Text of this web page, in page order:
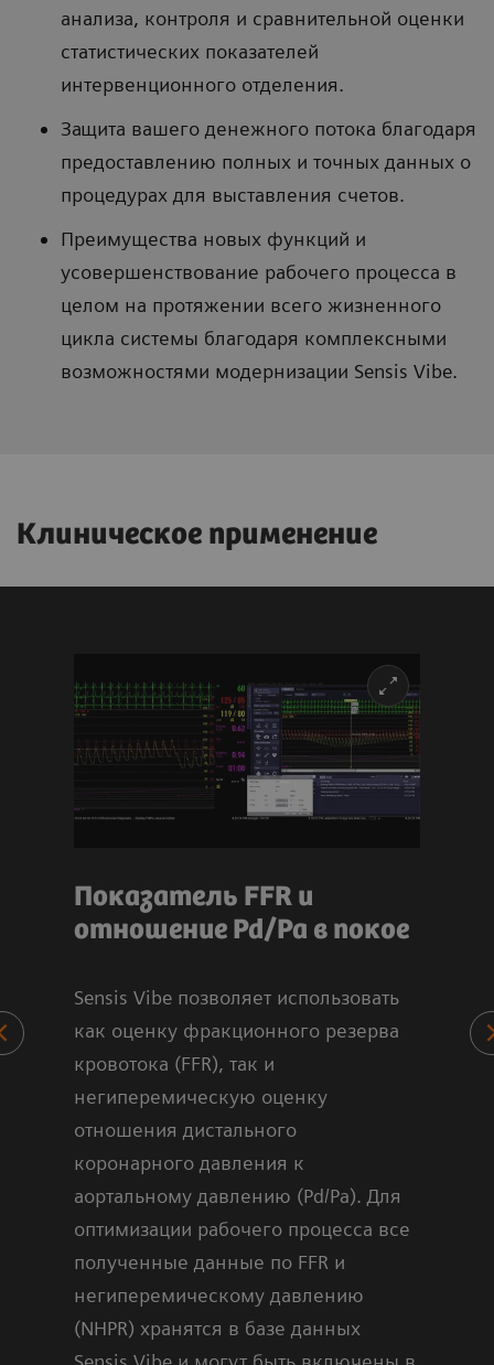
анализа, контроля и сравнительной оценки
статистических показателей
интервенционного отделения.
Защита вашего денежного потока благодаря
предоставлению полных и точных данных о
процедурах для выставления счетов.
Преимущества новых функций и
усовершенствование рабочего процесса в
целом на протяжении всего жизненного
цикла системы благодаря комплексными
возможностями модернизации Sensis Vibe.
Клиническое применение
Показатель FFR и
отношение Pd/Pa в покое
Sensis Vibe позволяет использовать
как оценку фракционного резерва
кровотока (FFR), так и
негиперемическую оценку
отношения дистального
коронарного давления к
аортальному давлению (Pd/Pa). Для
оптимизации рабочего процесса все
полученные данные по FFR и
негиперемическому давлению
(NHPR) хранятся в базе данных